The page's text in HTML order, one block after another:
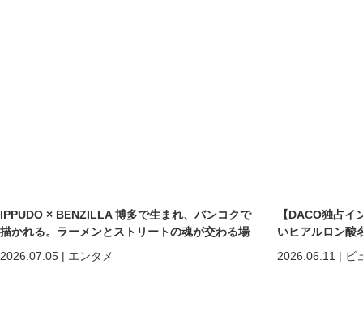
IPPUDO × BENZILLA 博多で生まれ、バンコクで
描かれる。ラーメンとストリートの魂が交わる場
2026.07.05 | エンタメ
【DACO独占
いヒアルロン酸
しくなる」だ
めの美容医療
2026.06.11 | ビ